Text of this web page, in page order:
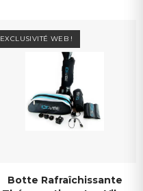
EXCLUSIVITÉ WEB !
Botte Rafraîchissante